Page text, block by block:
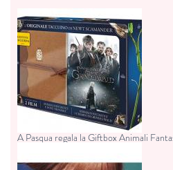
A Pasqua regala la Giftbox Animali